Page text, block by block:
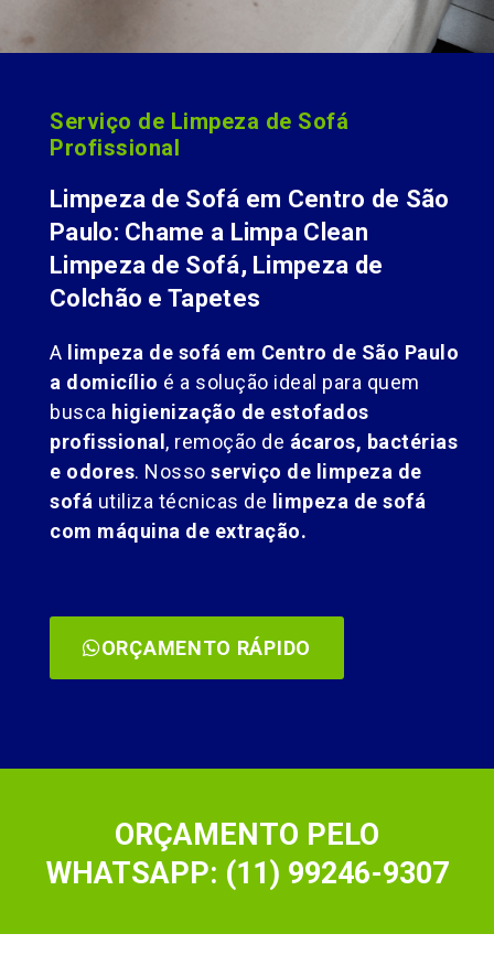
Serviço de Limpeza de Sofá
Profissional
Limpeza de Sofá em Centro de São
Paulo: Chame a Limpa Clean
Limpeza de Sofá, Limpeza de
Colchão e Tapetes
A limpeza de sofá em Centro de São Paulo
a domicílio é a solução ideal para quem
busca higienização de estofados
profissional, remoção de ácaros, bactérias
e odores. Nosso serviço de limpeza de
sofá utiliza técnicas de limpeza de sofá
com máquina de extração.
ORÇAMENTO RÁPIDO
ORÇAMENTO PELO
WHATSAPP: (11) 99246-9307